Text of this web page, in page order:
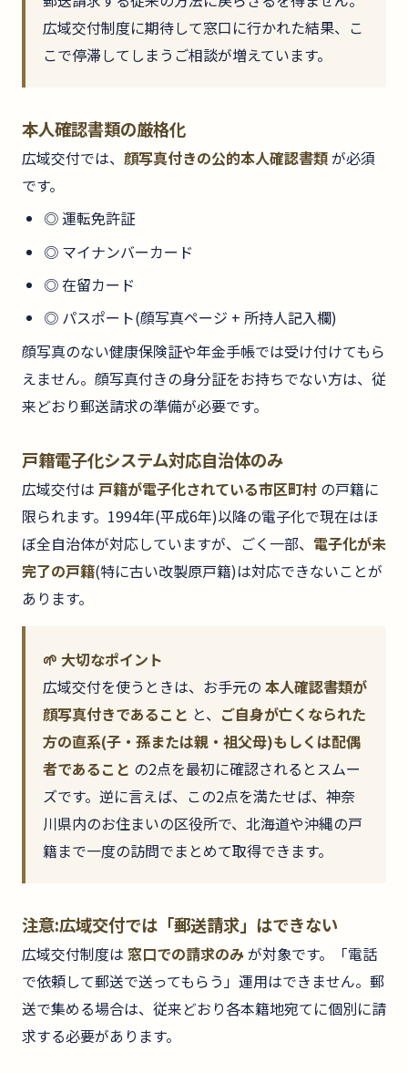
広域交付制度に期待して窓口に行かれた結果、こ
こで停滞してしまうご相談が増えています。
本人確認書類の厳格化
広域交付では、 顔写真付きの公的本人確認書類が必須
です。
◎ 運転免許証
◎ マイナンバーカード
◎ 在留カード
◎ パスポート(顔写真ページ + 所持人記入欄)
顔写真のない健康保険証や年金手帳では受け付けてもら
えません。顔写真付きの身分証をお持ちでない方は、従
来どおり郵送請求の準備が必要です。
戸籍電子化システム対応自治体のみ
広域交付は 戸籍が電子化されている市区町村 の戸籍に
限られます。1994年(平成6年)以降の電子化で現在はほ
ぼ全自治体が対応していますが、ごく一部、 電子化が未
完了の戸籍(特に古い改製原戸籍)は対応できないことが
あります。
🌱 大切なポイント
広域交付を使うときは、お手元の本人確認書類が
顔写真付きであること と、 ご自身が亡くなられた
方の直系(子・孫または親・祖父母)もしくは配偶
者であること の2点を最初に確認されるとスムー
ズです。逆に言えば、この2点を満たせば、神奈
川県内のお住まいの区役所で、北海道や沖縄の戸
籍まで一度の訪問でまとめて取得できます。
注意:広域交付では「郵送請求」はできない
広域交付制度は 窓口での請求のみが対象です。「電話
で依頼して郵送で送ってもらう」運用はできません。郵
送で集める場合は、従来どおり各本籍地宛てに個別に請
求する必要があります。